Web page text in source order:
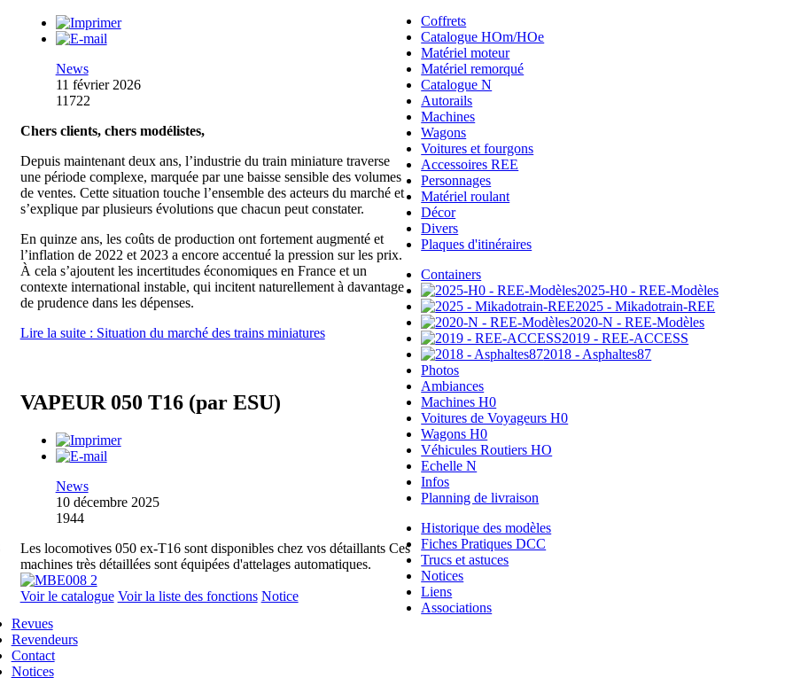
News
11 février 2026
11722
Chers clients, chers modélistes,
Depuis maintenant deux ans, l’industrie du train miniature traverse
une période complexe, marquée par une baisse sensible des volumes
de ventes. Cette situation touche l’ensemble des acteurs du marché et
s’explique par plusieurs évolutions que chacun peut constater.
En quinze ans, les coûts de production ont fortement augmenté et
l’inflation de 2022 et 2023 a encore accentué la pression sur les prix.
À cela s’ajoutent les incertitudes économiques en France et un
contexte international instable, qui incitent naturellement à davantage
de prudence dans les dépenses.
Lire la suite : Situation du marché des trains miniatures
VAPEUR 050 T16 (par ESU)
News
10 décembre 2025
1944
Les locomotives 050 ex-T16 sont disponibles chez vos détaillants Ces
machines très détaillées sont équipées d'attelages automatiques.
Voir le catalogue Voir la liste des fonctions Notice
Coffrets
Catalogue HOm/HOe
Matériel moteur
Matériel remorqué
Catalogue N
Autorails
Machines
Wagons
Voitures et fourgons
Accessoires REE
Personnages
Matériel roulant
Décor
Divers
Plaques d'itinéraires
Containers
2025-H0 - REE-Modèles
2025 - Mikadotrain-REE
2020-N - REE-Modèles
2019 - REE-ACCESS
2018 - Asphaltes87
Photos
Ambiances
Machines H0
Voitures de Voyageurs H0
Wagons H0
Véhicules Routiers HO
Echelle N
Infos
Planning de livraison
Historique des modèles
Fiches Pratiques DCC
Trucs et astuces
Notices
Liens
Associations
Revues
Revendeurs
Contact
Notices